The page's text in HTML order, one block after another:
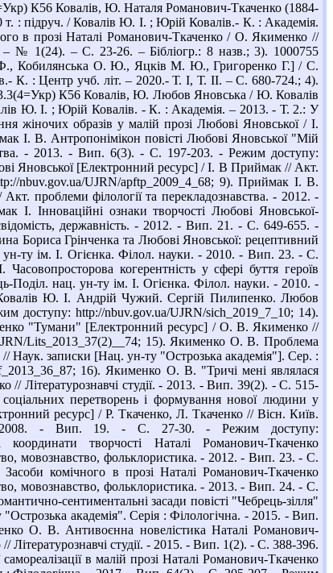
К56 Ковалів, Ю. Наталя Романович-Ткаченко (1884-
т. : підруч. / Ковалів Ю. І. ; Юрій Ковалів.- К. : Академія.
в прозі Наталі Романович-Ткаченко / О. Якименко //
№ 1(24). – С. 23-26. – Бібліогр.: 8 назв.; 3). 1000755
Кобилянська О. Ю., Яцків М. Ю., Григоренко Г.] / С.
К. : Центр учб. літ. – 2020.- Т. I, Т. II. – С. 680-724.; 4).
К56 Ковалів, Ю. Любов Яновська / Ю. Ковалів
Ю. І. ; Юрій Ковалів. - К. : Академія. – 2013. - Т. 2.: У
жіночих образів у малій прозі Любові Яновської / І.
І. В. Антропонімікон повісті Любові Яновської "Мій
- 2013. - Вип. 6(3). - С. 197-203. - Режим доступу:
Яновської [Електронний ресурс] / І. В Приймак // Акт.
nbuv.gov.ua/UJRN/apftp_2009_4_68; 9). Приймак І. В.
проблеми філології та перекладознавства. - 2012. -
Інноваційні ознаки творчості Любові Яновської-
державність. - 2012. - Вип. 21. - С. 649-655. -
Бориса Грінченка та Любові Яновської: рецептивний
ту ім. І. Огієнка. Філол. науки. - 2010. - Вип. 23. - С.
когерентність у сфері буття героїв
нац. ун-ту ім. І. Огієнка. Філол. науки. - 2010. -
Ю. І. Андрій Чужий. Сергій Пилипенко. Любов
http://nbuv.gov.ua/UJRN/sich_2019_7_10; 14).
"Тумани" [Електронний ресурс] / О. В. Якименко //
Lits_2013_37(2)__74; 15). Якименко О. В. Проблема
Наук. записки [Нац. ун-ту "Острозька академія"]. Сер. :
16). Якименко О. В. "Тричі мені являлася
Літературознавчі студії. - 2013. - Вип. 39(2). - С. 515-
перетворень і формування нової людини у
ресурс] / Р. Ткаченко, Л. Ткаченко // Вісн. Київ.
- 2008. - Вип. 19. - С. 27-30. - Режим доступу:
творчості Наталі Романович-Ткаченко
мовознавство, фольклористика. - 2012. - Вип. 23. - С.
комічного в прозі Наталі Романович-Ткаченко
мовознавство, фольклористика. - 2013. - Вип. 24. - С.
сентиментальні засади повісті "Чебрець-зілля"
академія". Серія : Філологічна. - 2015. - Вип.
О. В. Антивоєнна новелістика Наталі Романович-
студії. - 2015. - Вип. 1(2). - С. 388-396.
в малій прозі Наталі Романович-Ткаченко